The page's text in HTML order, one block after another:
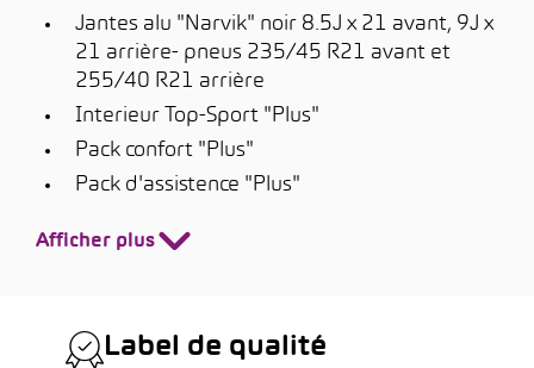
Jantes alu "Narvik" noir 8.5J x 21 avant, 9J x
21 arrière- pneus 235/45 R21 avant et
255/40 R21 arrière
Interieur Top-Sport "Plus"
Pack confort "Plus"
Pack d'assistence "Plus"
Afficher plus
Label de qualité